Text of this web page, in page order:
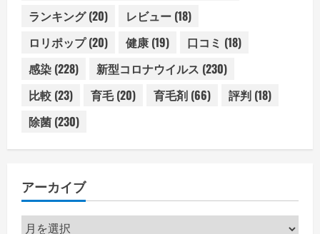
ランキング(20) レビュー (18)
ロリポップ(20) 健康 (19) 口コミ (18)
感染 (228) 新型コロナウイルス (230)
比較 (23) 育毛(20) 育毛剤 (66) 評判 (18)
除菌 (230)
アーカイブ
ア